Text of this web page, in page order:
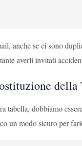
anche se ci sono
averli invitati
della
tabella, dobbiamo
un modo sicuro per